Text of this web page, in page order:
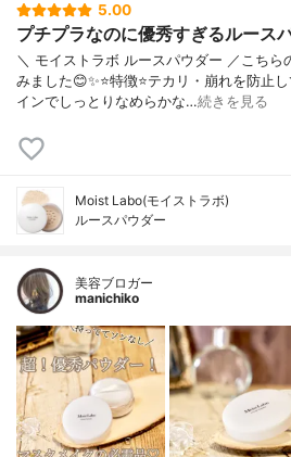
5.00
プチプラなのに優秀すぎるルース
＼ モイストラボ ルースパウダー ／こちら
みました😊✨⭐️特徴⭐️テカリ・崩れを防止
インでしっとりなめらかな…続きを見る
Moist Labo(モイストラボ)
ルースパウダー
美容ブロガー
manichiko